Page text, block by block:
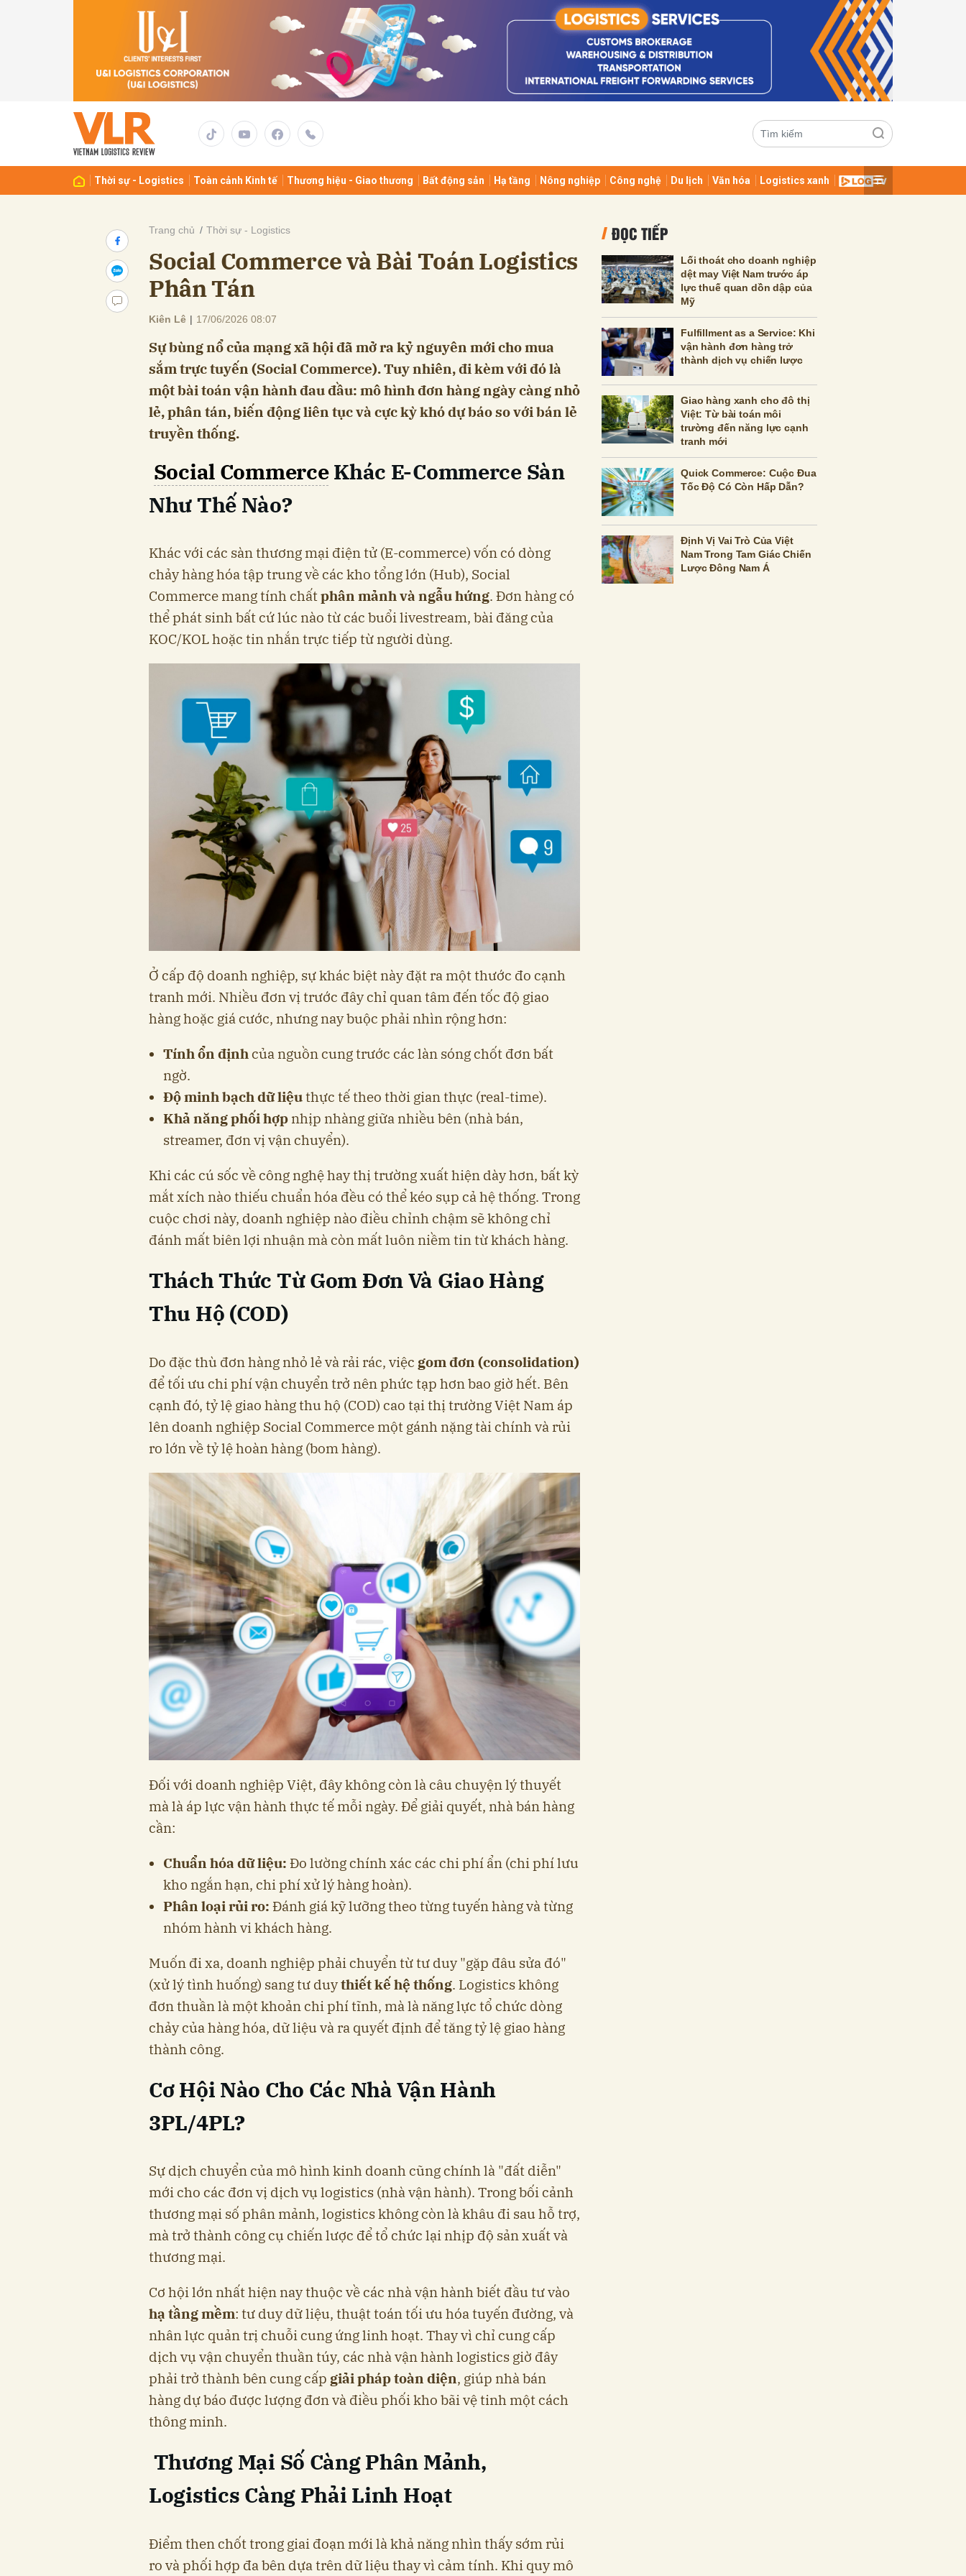
Thời sự - Logistics Toàn cảnh Kinh tế Thương hiệu - Giao thương Bất động sản Hạ tầng Nông nghiệp Công nghệ Du lịch Văn hóa Logistics xanh
Trang chủ Thời sự - Logistics
Social Commerce và Bài Toán Logistics
Phân Tán
Kiên Lê | 17/06/2026 08:07
Sự bùng nổ của mạng xã hội đã mở ra kỷ nguyên mới cho mua
sắm trực tuyến (Social Commerce). Tuy nhiên, đi kèm với đó là
một bài toán vận hành đau đầu: mô hình đơn hàng ngày càng nhỏ
lẻ, phân tán, biến động liên tục và cực kỳ khó dự báo so với bán lẻ
truyền thống.
Social CommerceKhác E-Commerce Sàn
Như Thế Nào?
Khác với các sàn thương mại điện tử (E-commerce) vốn có dòng
chảy hàng hóa tập trung về các kho tổng lớn (Hub), Social
Commerce mang tính chấtphân mảnh và ngẫu hứng. Đơn hàng có
thể phát sinh bất cứ lúc nào từ các buổi livestream, bài đăng của
KOC/KOL hoặc tin nhắn trực tiếp từ người dùng.
Ở cấp độ doanh nghiệp, sự khác biệt này đặt ra một thước đo cạnh
tranh mới. Nhiều đơn vị trước đây chỉ quan tâm đến tốc độ giao
hàng hoặc giá cước, nhưng nay buộc phải nhìn rộng hơn:
Tính ổn định của nguồn cung trước các làn sóng chốt đơn bất
ngờ.
Độ minh bạch dữ liệuthực tế theo thời gian thực (real-time).
Khả năng phối hợp nhịp nhàng giữa nhiều bên (nhà bán,
streamer, đơn vị vận chuyển).
Khi các cú sốc về công nghệ hay thị trường xuất hiện dày hơn, bất kỳ
mắt xích nào thiếu chuẩn hóa đều có thể kéo sụp cả hệ thống. Trong
cuộc chơi này, doanh nghiệp nào điều chỉnh chậm sẽ không chỉ
đánh mất biên lợi nhuận mà còn mất luôn niềm tin từ khách hàng.
Thách Thức Từ Gom Đơn Và Giao Hàng
Thu Hộ (COD)
Do đặc thù đơn hàng nhỏ lẻ và rải rác, việc gom đơn (consolidation)
để tối ưu chi phí vận chuyển trở nên phức tạp hơn bao giờ hết. Bên
cạnh đó, tỷ lệ giao hàng thu hộ (COD) cao tại thị trường Việt Nam áp
lên doanh nghiệp Social Commerce một gánh nặng tài chính và rủi
ro lớn về tỷ lệ hoàn hàng (bom hàng).
Đối với doanh nghiệp Việt, đây không còn là câu chuyện lý thuyết
mà là áp lực vận hành thực tế mỗi ngày. Để giải quyết, nhà bán hàng
cần:
Chuẩn hóa dữ liệu: Đo lường chính xác các chi phí ẩn (chi phí lưu
kho ngắn hạn, chi phí xử lý hàng hoàn).
Phân loại rủi ro: Đánh giá kỹ lưỡng theo từng tuyến hàng và từng
nhóm hành vi khách hàng.
Muốn đi xa, doanh nghiệp phải chuyển từ tư duy "gặp đâu sửa đó"
(xử lý tình huống) sang tư duythiết kế hệ thống. Logistics không
đơn thuần là một khoản chi phí tĩnh, mà là năng lực tổ chức dòng
chảy của hàng hóa, dữ liệu và ra quyết định để tăng tỷ lệ giao hàng
thành công.
Cơ Hội Nào Cho Các Nhà Vận Hành
3PL/4PL?
Sự dịch chuyển của mô hình kinh doanh cũng chính là "đất diễn"
mới cho các đơn vị dịch vụ logistics (nhà vận hành). Trong bối cảnh
thương mại số phân mảnh, logistics không còn là khâu đi sau hỗ trợ,
mà trở thành công cụ chiến lược để tổ chức lại nhịp độ sản xuất và
thương mại.
Cơ hội lớn nhất hiện nay thuộc về các nhà vận hành biết đầu tư vào
hạ tầng mềm: tư duy dữ liệu, thuật toán tối ưu hóa tuyến đường, và
nhân lực quản trị chuỗi cung ứng linh hoạt. Thay vì chỉ cung cấp
dịch vụ vận chuyển thuần túy, các nhà vận hành logistics giờ đây
phải trở thành bên cung cấp giải pháp toàn diện, giúp nhà bán
hàng dự báo được lượng đơn và điều phối kho bãi vệ tinh một cách
thông minh.
Thương Mại Số Càng Phân Mảnh,
Logistics Càng Phải Linh Hoạt
Điểm then chốt trong giai đoạn mới là khả năng nhìn thấy sớm rủi
ro và phối hợp đa bên dựa trên dữ liệu thay vì cảm tính. Khi quy mô
ĐỌC TIẾP
Lối thoát cho doanh nghiệp
dệt may Việt Nam trước áp
lực thuế quan dồn dập của
Mỹ
Fulfillment as a Service: Khi
vận hành đơn hàng trở
thành dịch vụ chiến lược
Giao hàng xanh cho đô thị
Việt: Từ bài toán môi
trường đến năng lực cạnh
tranh mới
Quick Commerce: Cuộc Đua
Tốc Độ Có Còn Hấp Dẫn?
Định Vị Vai Trò Của Việt
Nam Trong Tam Giác Chiến
Lược Đông Nam Á
Gửi bình luận